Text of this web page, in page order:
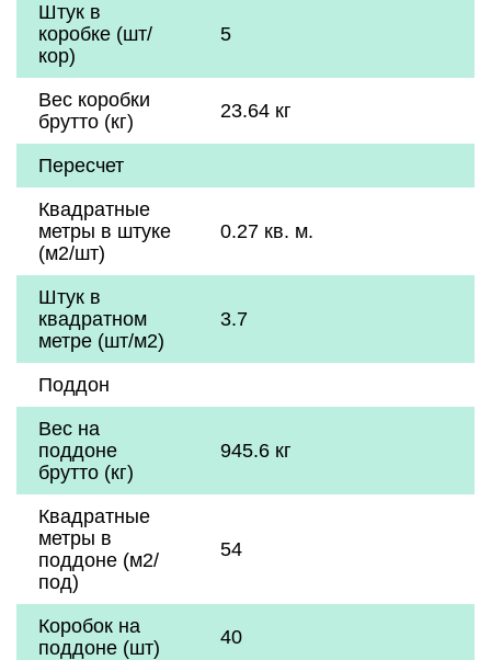
Штук в
коробке (шт/
кор)
5
Вес коробки
брутто (кг)
23.64 кг
Пересчет
Квадратные
метры в штуке
(м2/шт)
0.27 кв. м.
Штук в
квадратном
метре (шт/м2)
3.7
Поддон
Вес на
поддоне
брутто (кг)
945.6 кг
Квадратные
метры в
поддоне (м2/
под)
54
Коробок на
поддоне (шт)
40